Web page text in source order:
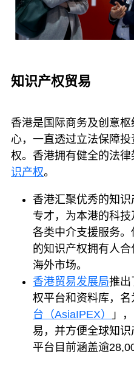
知识产权贸易
香港是国际商务及创意
心，一直透过立法保障
权。香港拥有健全的法
识产权。
香港汇聚优秀的知
专才，为本港的科
各类中介支援服务
的知识产权拥有人
海外市场。
香港贸易发展局推出
权平台和资料库，名
台（AsiaIPEX）
」
易，并方便全球知
平台目前涵盖逾